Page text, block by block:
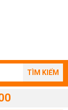
TÌM KIẾM